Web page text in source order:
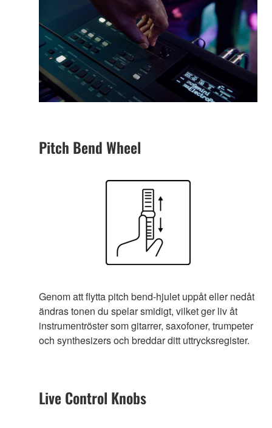
Pitch Bend Wheel
Genom att flytta pitch bend-hjulet uppåt eller nedåt
ändras tonen du spelar smidigt, vilket ger liv åt
instrumentröster som gitarrer, saxofoner, trumpeter
och synthesizers och breddar ditt uttrycksregister.
Live Control Knobs